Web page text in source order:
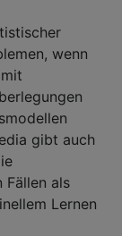
wenn
gibt auch
Fällen als
Lernen